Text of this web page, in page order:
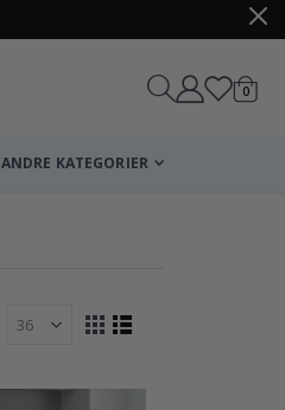
0varer
ANDRE KATEGORIER
Vise
Rutenett
Liste